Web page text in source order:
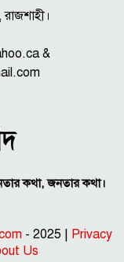
&
কথা, জনতার কথা।
- 2025 | Privacy
Us